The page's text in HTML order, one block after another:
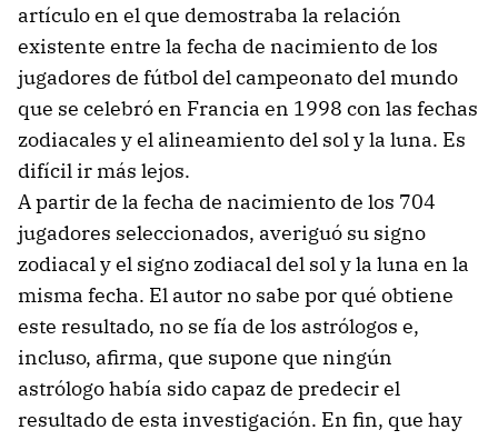
artículo en el que demostraba la relación
existente entre la fecha de nacimiento de los
jugadores de fútbol del campeonato del mundo
que se celebró en Francia en 1998 con las fechas
zodiacales y el alineamiento del sol y la luna. Es
difícil ir más lejos.
A partir de la fecha de nacimiento de los 704
jugadores seleccionados, averiguó su signo
zodiacal y el signo zodiacal del sol y la luna en la
misma fecha. El autor no sabe por qué obtiene
este resultado, no se fía de los astrólogos e,
incluso, afirma, que supone que ningún
astrólogo había sido capaz de predecir el
resultado de esta investigación. En fin, que hay